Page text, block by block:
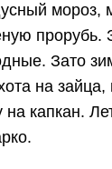
мороз,
прорубь.
Зато
на
на капкан.